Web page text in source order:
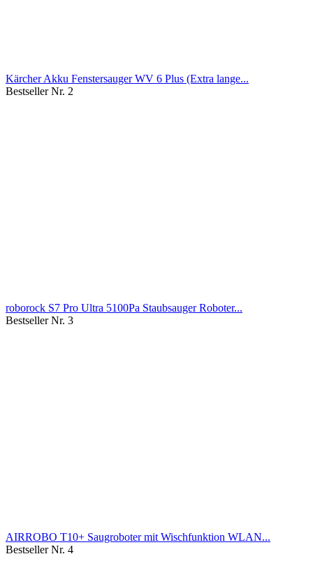
Kärcher Akku Fenstersauger WV 6 Plus (Extra lange...
Bestseller Nr. 2
roborock S7 Pro Ultra 5100Pa Staubsauger Roboter...
Bestseller Nr. 3
AIRROBO T10+ Saugroboter mit Wischfunktion WLAN...
Bestseller Nr. 4